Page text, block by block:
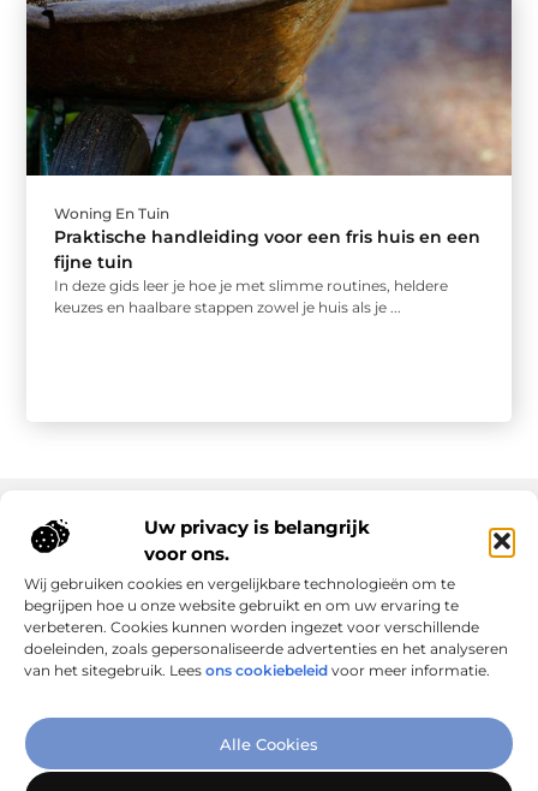
Uw privacy is belangrijk
voor ons.
Wij gebruiken cookies en vergelijkbare technologieën om te
begrijpen hoe u onze website gebruikt en om uw ervaring te
verbeteren. Cookies kunnen worden ingezet voor verschillende
doeleinden, zoals gepersonaliseerde advertenties en het analyseren
van het sitegebruik. Lees ons cookiebeleid voor meer informatie.
Alle Cookies
Woning En Tuin
Praktische handleiding voor een fris huis en een
fijne tuin
In deze gids leer je hoe je met slimme routines, heldere
keuzes en haalbare stappen zowel je huis als je ...
Verbind Artikelen, Deel Inzichten
Onze informatie